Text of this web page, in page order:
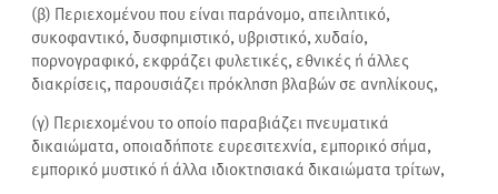
(β) Περιεχομένου που είναι παράνομο, απειλητικό,
συκοφαντικό, δυσφημιστικό, υβριστικό, χυδαίο,
πορνογραφικό, εκφράζει φυλετικές, εθνικές ή άλλες
διακρίσεις, παρουσιάζει πρόκληση βλαβών σε ανηλίκους,
(γ) Περιεχομένου το οποίο παραβιάζει πνευματικά
δικαιώματα, οποιαδήποτε ευρεσιτεχνία, εμπορικό σήμα,
εμπορικό μυστικό ή άλλα ιδιοκτησιακά δικαιώματα τρίτων,